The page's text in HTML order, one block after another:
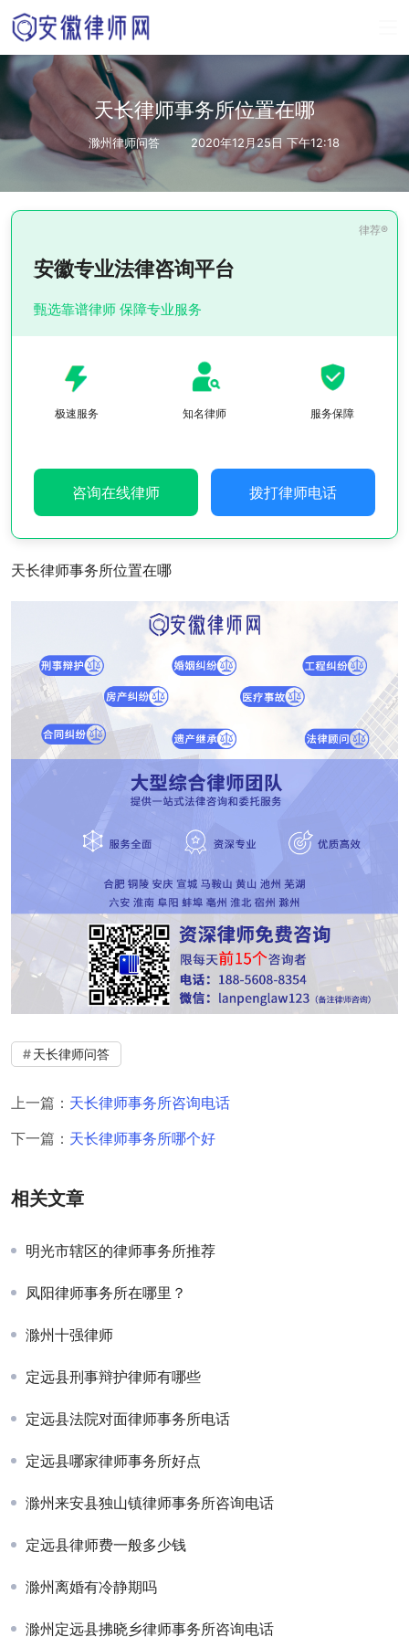
天长律师事务所位置在哪
滁州律师问答 2020年12月25日 下午12:18
安徽专业法律咨询平台
甄选靠谱律师 保障专业服务
极速服务 知名律师 服务保障
咨询在线律师 拨打律师电话
天长律师事务所位置在哪
天长律师问答
上一篇： 天长律师事务所咨询电话
下一篇： 天长律师事务所哪个好
相关文章
明光市辖区的律师事务所推荐
凤阳律师事务所在哪里？
滁州十强律师
定远县刑事辩护律师有哪些
定远县法院对面律师事务所电话
定远县哪家律师事务所好点
滁州来安县独山镇律师事务所咨询电话
定远县律师费一般多少钱
滁州离婚有冷静期吗
滁州定远县拂晓乡律师事务所咨询电话